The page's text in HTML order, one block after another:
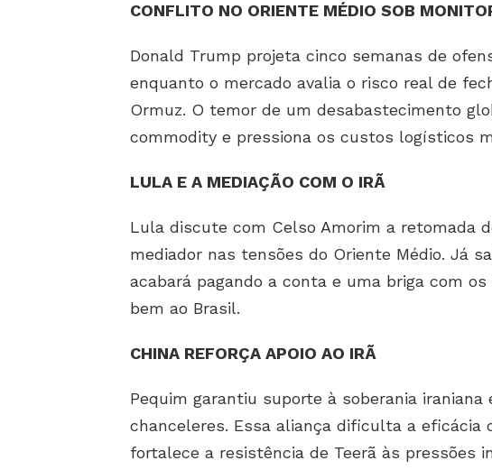
CONFLITO NO ORIENTE MÉDIO SOB
Donald Trump projeta cinco semanas de
enquanto o mercado avalia o risco real de
Ormuz. O temor de um desabastecimento
commodity e pressiona os custos logísticos
LULA E A MEDIAÇÃO COM O IRÃ
Lula discute com Celso Amorim a retomada
mediador nas tensões do Oriente Médio. Já
acabará pagando a conta e uma briga com
bem ao Brasil.
CHINA REFORÇA APOIO AO IRÃ
Pequim garantiu suporte à soberania
chanceleres. Essa aliança dificulta a eficácia
fortalece a resistência de Teerã às pressões